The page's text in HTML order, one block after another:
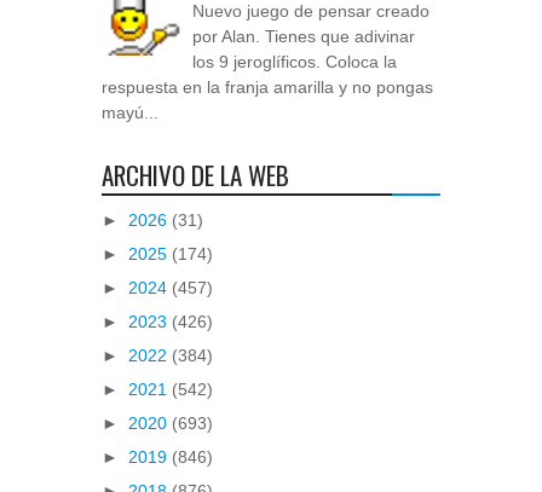
Nuevo juego de pensar creado
por Alan. Tienes que adivinar
los 9 jeroglíficos. Coloca la
respuesta en la franja amarilla y no pongas
mayú...
ARCHIVO DE LA WEB
► 2026 (31)
► 2025 (174)
► 2024 (457)
► 2023 (426)
► 2022 (384)
► 2021 (542)
► 2020 (693)
► 2019 (846)